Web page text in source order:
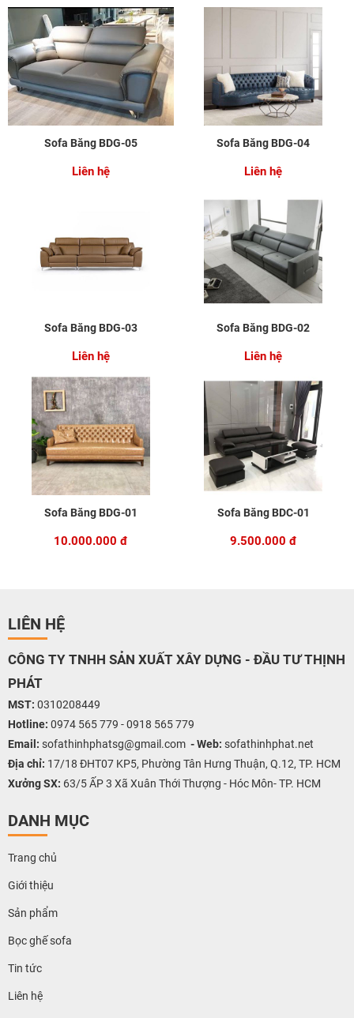
Sofa Băng BDG-05
Liên hệ
Sofa Băng BDG-04
Liên hệ
Sofa Băng BDG-03
Liên hệ
Sofa Băng BDG-02
Liên hệ
Sofa Băng BDG-01
10.000.000 đ
Sofa Băng BDC-01
9.500.000 đ
LIÊN HỆ
CÔNG TY TNHH SẢN XUẤT XÂY DỰNG - ĐẦU TƯ THỊNH
PHÁT
MST: 0310208449
Hotline: 0974 565 779 - 0918 565 779
Email: sofathinhphatsg@gmail.com -Web: sofathinhphat.net
Địa chỉ: 17/18 ĐHT07 KP5, Phường Tân Hưng Thuận, Q.12, TP. HCM
Xưởng SX: 63/5 ẤP 3 Xã Xuân Thới Thượng - Hóc Môn- TP. HCM
DANH MỤC
Trang chủ
Giới thiệu
Sản phẩm
Bọc ghế sofa
Tin tức
Liên hệ